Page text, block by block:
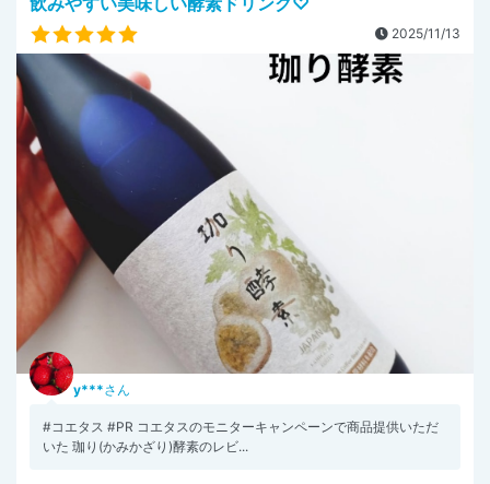
2025/11/13
y***さん
#コエタス #PR コエタスのモニターキャンペーンで商品提供いただ
いた 珈り(かみかざり)酵素のレビ...